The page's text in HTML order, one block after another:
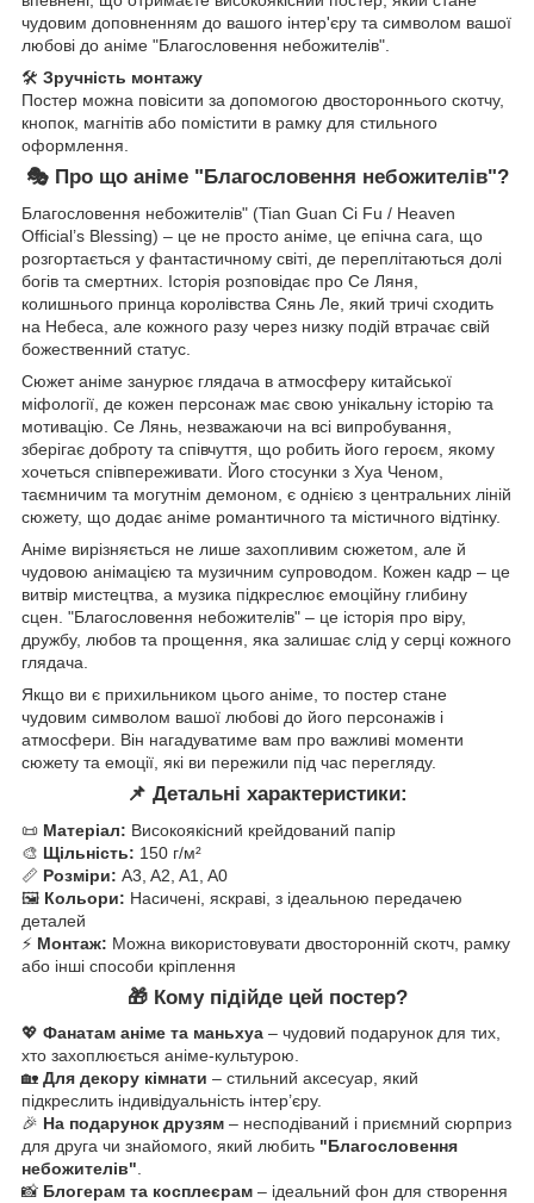
чудовим доповненням до вашого інтер'єру та символом вашої
любові до аніме "Благословення небожителів".
🛠 Зручність монтажу
Постер можна повісити за допомогою двостороннього скотчу,
кнопок, магнітів або помістити в рамку для стильного
оформлення.
🎭 Про що аніме "Благословення небожителів"?
Благословення небожителів" (Tian Guan Ci Fu / Heaven
Official’s Blessing) – це не просто аніме, це епічна сага, що
розгортається у фантастичному світі, де переплітаються долі
богів та смертних. Історія розповідає про Се Ляня,
колишнього принца королівства Сянь Ле, який тричі сходить
на Небеса, але кожного разу через низку подій втрачає свій
божественний статус.
Сюжет аніме занурює глядача в атмосферу китайської
міфології, де кожен персонаж має свою унікальну історію та
мотивацію. Се Лянь, незважаючи на всі випробування,
зберігає доброту та співчуття, що робить його героєм, якому
хочеться співпереживати. Його стосунки з Хуа Ченом,
таємничим та могутнім демоном, є однією з центральних ліній
сюжету, що додає аніме романтичного та містичного відтінку.
Аніме вирізняється не лише захопливим сюжетом, але й
чудовою анімацією та музичним супроводом. Кожен кадр – це
витвір мистецтва, а музика підкреслює емоційну глибину
сцен. "Благословення небожителів" – це історія про віру,
дружбу, любов та прощення, яка залишає слід у серці кожного
глядача.
Якщо ви є прихильником цього аніме, то постер стане
чудовим символом вашої любові до його персонажів і
атмосфери. Він нагадуватиме вам про важливі моменти
сюжету та емоції, які ви пережили під час перегляду.
📌 Детальні характеристики:
📜 Матеріал: Високоякісний крейдований папір
🎨 Щільність: 150 г/м²
📏 Розміри: A3, A2, A1, A0
🖼 Кольори: Насичені, яскраві, з ідеальною передачею
деталей
⚡ Монтаж: Можна використовувати двосторонній скотч, рамку
або інші способи кріплення
🎁 Кому підійде цей постер?
💖 Фанатам аніме та маньхуа – чудовий подарунок для тих,
хто захоплюється аніме-культурою.
🏡 Для декору кімнати – стильний аксесуар, який
підкреслить індивідуальність інтер’єру.
🎉 На подарунок друзям – несподіваний і приємний сюрприз
для друга чи знайомого, який любить "Благословення
небожителів".
📸 Блогерам та косплеєрам – ідеальний фон для створення